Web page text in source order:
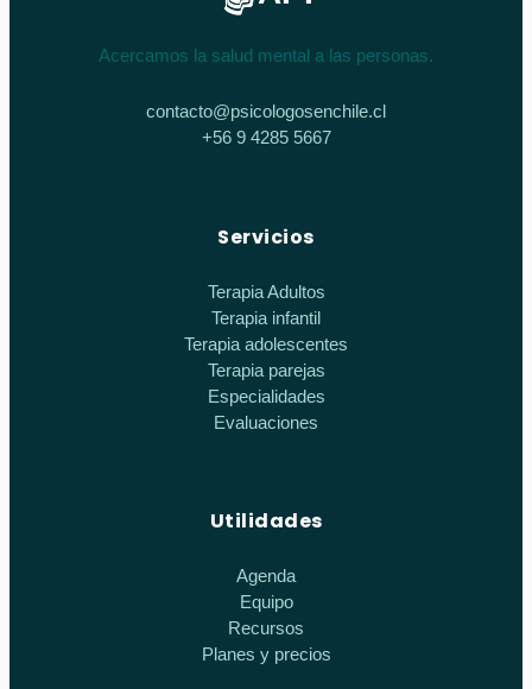
Acercamos la salud mental a las personas.
contacto@psicologosenchile.cl
+56 9 4285 5667
Servicios
Terapia Adultos
Terapia infantil
Terapia adolescentes
Terapia parejas
Especialidades
Evaluaciones
Utilidades
Agenda
Equipo
Recursos
Planes y precios